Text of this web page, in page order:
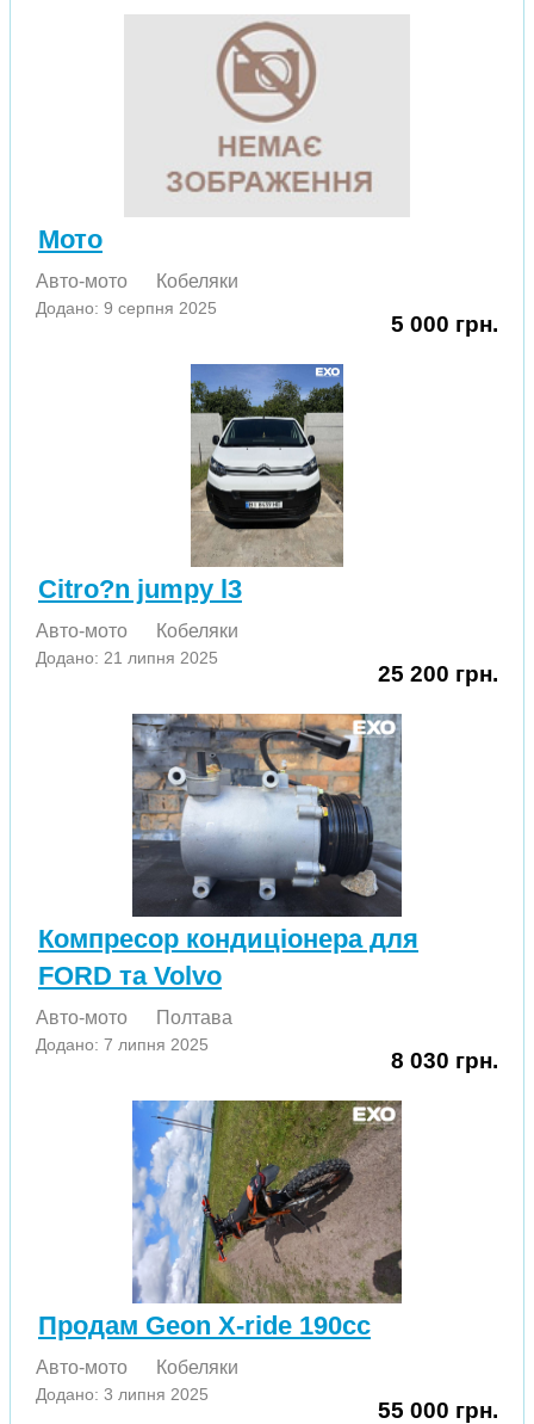
Мото
Авто-мото Кобеляки
Додано: 9 серпня 2025
5 000 грн.
Citro?n jumpy l3
Авто-мото Кобеляки
Додано: 21 липня 2025
25 200 грн.
Компресор кондиціонера для
FORD та Volvo
Авто-мото Полтава
Додано: 7 липня 2025
8 030 грн.
Продам Geon X-ride 190cc
Авто-мото Кобеляки
Додано: 3 липня 2025
55 000 грн.